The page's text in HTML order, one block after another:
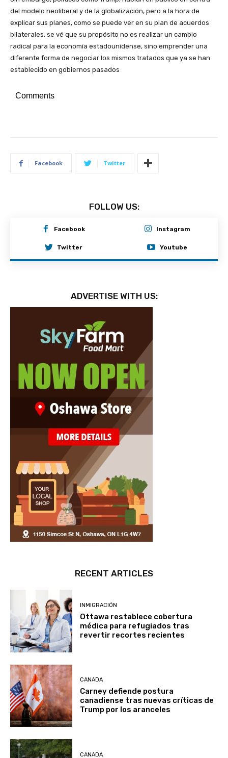
del modelo neoliberal y de la globalización, pero a la hora de
explicar sus planes, como se puede ver en su plan de acuerdos
bilaterales, se vé que su propósito no es realizar un cambio
radical para la economía estadounidense, sino emprender una
diferente forma de negociar los mismos tratados que ya se han
establecido en gobiernos pasados
Comments
Facebook Twitter
FOLLOW US:
Facebook Instagram
Twitter Youtube
ADVERTISE WITH US:
RECENT ARTICLES
INMIGRACIÓN
Ottawa restablece cobertura
médica para refugiados tras
revertir recortes recientes
CANADA
Carney defiende postura
canadiense tras nuevas críticas de
Trump por los aranceles
CANADA